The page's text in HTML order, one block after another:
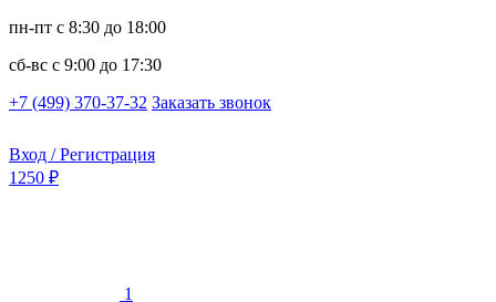
пн-пт с 8:30 до 18:00
сб-вс с 9:00 до 17:30
+7 (499) 370-37-32 Заказать звонок
Вход / Регистрация
1250 ₽
1